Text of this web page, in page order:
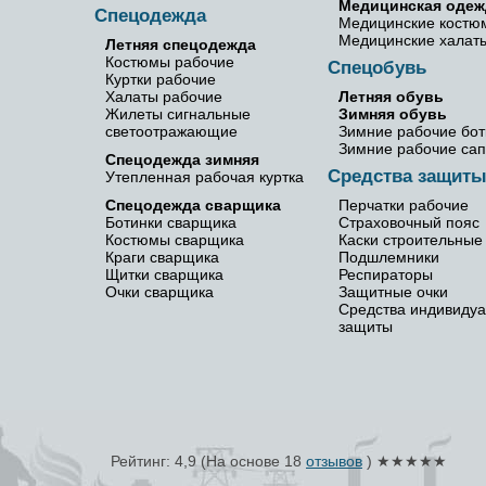
Спецодежда
Летняя спецодежда
Костюмы рабочие
Куртки рабочие
Халаты рабочие
Жилеты сигнальные
светоотражающие
Спецодежда зимняя
Утепленная рабочая куртка
Спецодежда сварщика
Ботинки сварщика
Костюмы сварщика
Краги сварщика
Щитки сварщика
Очки сварщика
Медицинская
Медицинские
Медицинские
Спецобувь
Летняя обувь
Зимняя обувь
Зимние рабочие
Зимние рабочие
Средства защиты
Перчатки рабочие
Страховочный пояс
Каски строительные
Подшлемники
Респираторы
Защитные очки
Средства
защиты
Рейтинг: 4,9 (На основе 18 отзывов ) ★★★★★